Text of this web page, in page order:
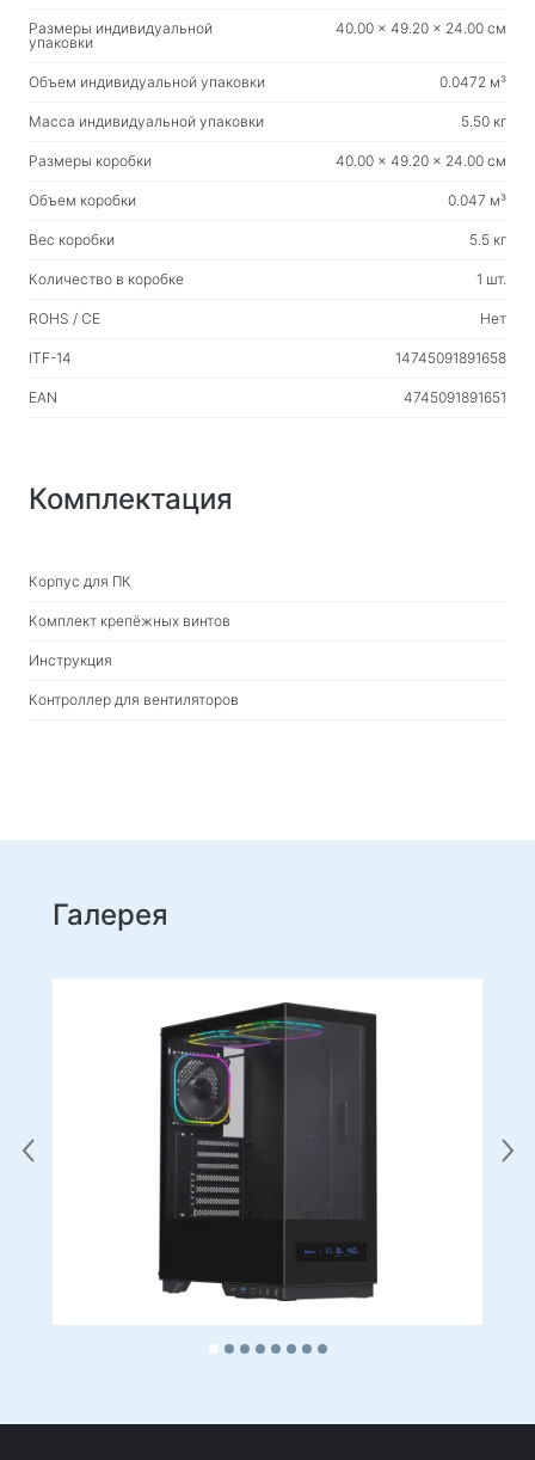
Размеры индивидуальной
упаковки
40.00 x 49.20 x 24.00 см
Объем индивидуальной упаковки 0.0472 м³
Масса индивидуальной упаковки 5.50 кг
Размеры коробки 40.00 x 49.20 x 24.00 см
Объем коробки 0.047 м³
Вес коробки 5.5 кг
Количество в коробке 1 шт.
ROHS / CE Нет
ITF-14 14745091891658
EAN 4745091891651
Комплектация
Корпус для ПК
Комплект крепёжных винтов
Инструкция
Контроллер для вентиляторов
Галерея